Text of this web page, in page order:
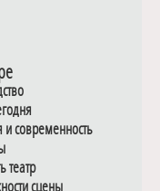
и современность
театр
сцены